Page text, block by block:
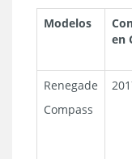
Modelos
en
Renegade
Compass